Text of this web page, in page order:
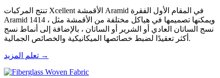
تنتج المركبات Xcellent الأقمشة Aramid في المقام الأول الفقرة
Aramid 1414 ، ويمكنها تصميمها في هياكل مختلفة من الأقمشة مثل
نسج الساتان العادي أو الشرير أو الساتان ، بالإضافة إلى أنماط نسج
أكثر تعقيدًا لضبط خصائصها الميكانيكية والخصائص الجمالية.
تعلم المزيد →